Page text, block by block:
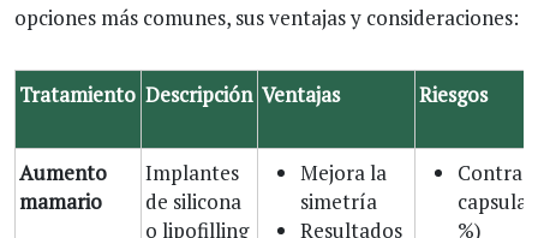
opciones más comunes, sus ventajas y consideraciones:
Tratamiento Descripción Ventajas Riesgos
Aumento
mamario
Implantes
de silicona
o lipofilling
Mejora la
simetría
Resultados
%)